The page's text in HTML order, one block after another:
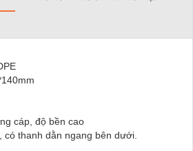
cáp, độ bền cao
có thanh dằn ngang bên dưới.